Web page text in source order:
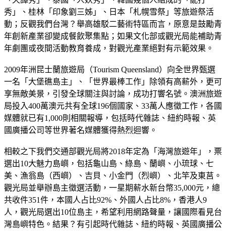
秀」、桂林「印象劉三姊」、日本「札幌雪祭」等旅遊祭活
動；反觀我們台灣？舉高雄駁二藝術特區而言，原意是鼓勵青
年創新產業卻變成餐飲聚集點；如果文化部或觀光局能補助青
年劇團或夜間活動教育養成，對觀光產業絕對有示範效果。
2009年洲昆士蘭旅遊局（Tourism Queensland）向全世界甄選
一名「大堡礁島主」、「世界最棒工作」除領有高薪外，更可
享無敵美景，引發全球關注與討論，成功打響名號。澳洲旅遊
局投入400萬澳元共有全球196個國家、33萬人應徵工作，各國
媒體就已有1,000則相關報導，包括時代雜誌、紐約時報、英
國廣播公司等世界著名媒體獲得熱烈迴響。
相較之下我們交通部觀光局將2018年定為「海灣旅遊年」，票
選出10大魅力島嶼，包括龜山島、綠島、蘭嶼、小琉球、七
美、漁翁島（西嶼）、吉貝、小金門（烈嶼）、北竿及東莒。
觀光局並舉辦島主徵選活動，一星期薪水新台幣35,000元，總
共收件351件，本國人占比92%、外國人占比8%，香港人9
人，觀光局選出10位島主，希望利用網路聲量，讓國際看見台
灣島嶼特色。結果？有引起時代雜誌、紐約時報、英國廣播公